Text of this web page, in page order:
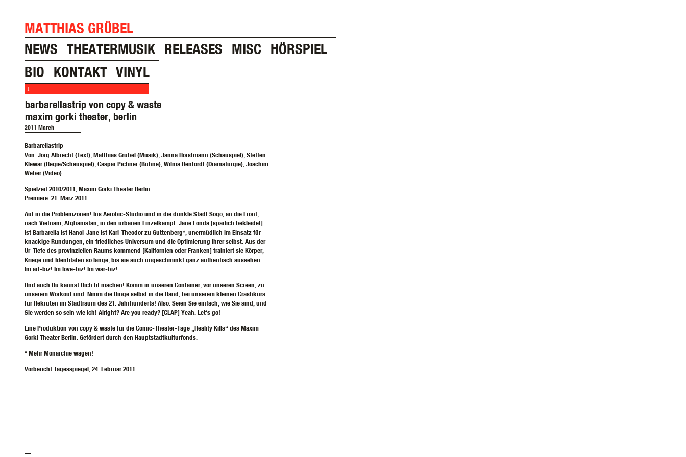
MATTHIAS GRÜBEL
NEWS THEATERMUSIK RELEASES MISC
HÖRSPIEL
BIO
KONTAKT VINYL
↓
barbarellastrip von copy & waste
maxim gorki theater, berlin
2011 March
Barbarellastrip
Von: Jörg Albrecht (Text), Matthias Grübel (Musik), Janna Horstmann (Schauspiel), Steffen
Klewar (Regie/Schauspiel), Caspar Pichner (Bühne), Wilma Renfordt (Dramaturgie), Joachim
Weber (Video)
Spielzeit 2010/2011, Maxim Gorki Theater Berlin
Premiere: 21. März 2011
Auf in die Problemzonen! Ins Aerobic-Studio und in die dunkle Stadt Sogo, an die Front,
nach Vietnam, Afghanistan, in den urbanen Einzelkampf. Jane Fonda [spärlich bekleidet]
ist Barbarella ist Hanoi-Jane ist Karl-Theodor zu Guttenberg*, unermüdlich im Einsatz für
knackige Rundungen, ein friedliches Universum und die Optimierung ihrer selbst. Aus der
Ur-Tiefe des provinziellen Raums kommend [Kalifornien oder Franken] trainiert sie Körper,
Kriege und Identitäten so lange, bis sie auch ungeschminkt ganz authentisch aussehen.
Im art-biz! Im love-biz! Im war-biz!
Und auch Du kannst Dich fit machen! Komm in unseren Container, vor unseren Screen, zu
unserem Workout und: Nimm die Dinge selbst in die Hand, bei unserem kleinen Crashkurs
für Rekruten im Stadtraum des 21. Jahrhunderts! Also: Seien Sie einfach, wie Sie sind, und
Sie werden so sein wie ich! Alright? Are you ready? [CLAP] Yeah. Let‘s go!
Eine Produktion von copy & waste für die Comic-Theater-Tage „Reality Kills“ des Maxim
Gorki Theater Berlin. Gefördert durch den Hauptstadtkulturfonds.
* Mehr Monarchie wagen!
Vorbericht Tagesspiegel, 24. Februar 2011
—